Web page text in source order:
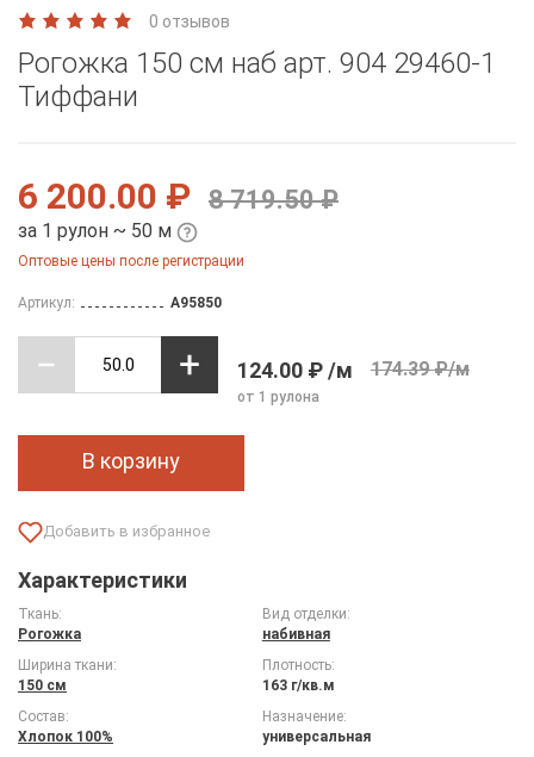
0 отзывов
Рогожка 150 см наб арт. 904 29460-1
Тиффани
6 200.00 ₽ 8 719.50 ₽
за 1 рулон ~ 50 м
Оптовые цены после регистрации
Артикул: A95850
124.00 ₽ /м 174.39 ₽/м
от 1 рулона
В корзину
Характеристики
Ткань:
Рогожка
Вид отделки:
набивная
Ширина ткани:
150 см
Плотность:
163 г/кв.м
Состав:
Хлопок 100%
Назначение:
универсальная